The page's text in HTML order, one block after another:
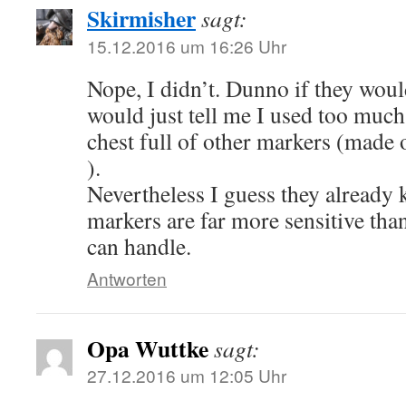
Skirmishersagt:
15.12.2016 um 16:26 Uhr
Nope, I didn’t. Dunno if they
would just tell me I used too
chest full of other markers (made
).
Nevertheless I guess they already
markers are far more sensitive
can handle.
Antworten
Opa Wuttkesagt:
27.12.2016 um 12:05 Uhr